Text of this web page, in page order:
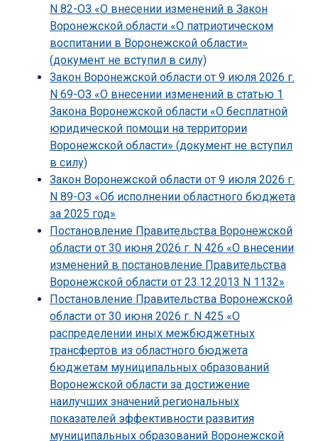
N 82-ОЗ «О внесении изменений в Закон
Воронежской области «О патриотическом
воспитании в Воронежской области»
(документ не вступил в силу)
Закон Воронежской области от 9 июля 2026 г.
N 69-ОЗ «О внесении изменений в статью 1
Закона Воронежской области «О бесплатной
юридической помощи на территории
Воронежской области» (документ не вступил
в силу)
Закон Воронежской области от 9 июля 2026 г.
N 89-ОЗ «Об исполнении областного бюджета
за 2025 год»
Постановление Правительства Воронежской
области от 30 июня 2026 г. N 426 «О внесении
изменений в постановление Правительства
Воронежской области от 23.12.2013 N 1132»
Постановление Правительства Воронежской
области от 30 июня 2026 г. N 425 «О
распределении иных межбюджетных
трансфертов из областного бюджета
бюджетам муниципальных образований
Воронежской области за достижение
наилучших значений региональных
показателей эффективности развития
муниципальных образований Воронежской